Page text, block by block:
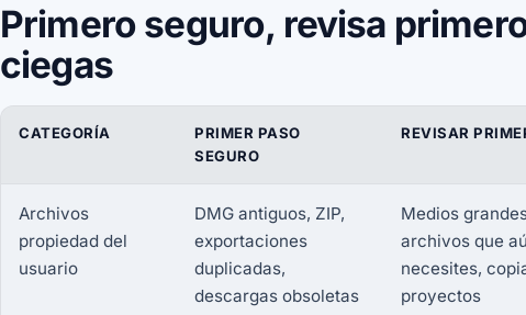
Primero seguro, revisa
ciegas
CATEGORÍA
PRIMER PASO
SEGURO
REVISAR
Archivos
propiedad del
usuario
DMG antiguos, ZIP,
exportaciones
duplicadas,
descargas obsoletas
Medios
archivos que
necesites,
proyectos